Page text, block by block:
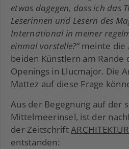
etwas dagegen, dass ich das
Leserinnen und Lesern des
International in meiner
einmal vorstelle?“meinte die
beiden Künstlern am Rande
Openings in Llucmajor. Die
Mattez auf diese Frage
Aus der Begegnung auf der
Mittelmeerinsel, ist der
der Zeitschrift
entstanden: